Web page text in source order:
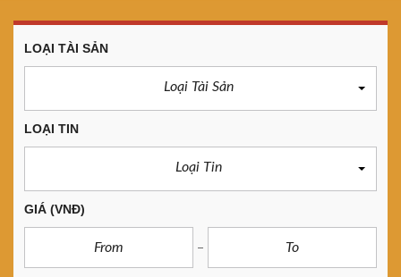
LOẠI TÀI SẢN
Loại Tài Sản
LOẠI TIN
Loại Tin
GIÁ (VNĐ)